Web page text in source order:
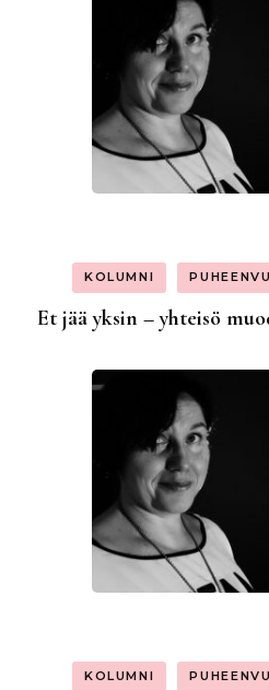
KOLUMNI
Et jää yksin – yhteisö
KOLUMNI